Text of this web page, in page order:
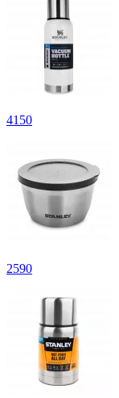
4150
2590